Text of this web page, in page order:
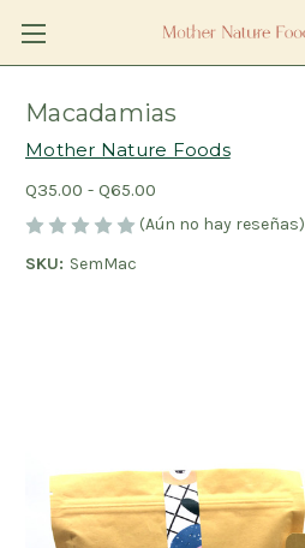
Macadamias
Mother Nature Foods
Q35.00 - Q65.00
(Aún no hay reseñas)
SKU: SemMac